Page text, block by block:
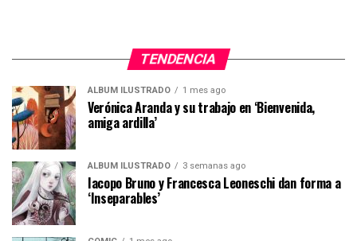
TENDENCIA
ÁLBUM ILUSTRADO 1 mes ago
Verónica Aranda y su trabajo en ‘Bienvenida,
amiga ardilla’
ÁLBUM ILUSTRADO 3 semanas ago
Iacopo Bruno y Francesca Leoneschi dan forma a
‘Inseparables’